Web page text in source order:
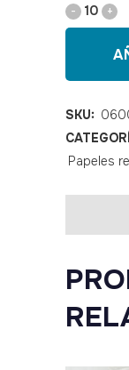
Papel
ECG
60*15*15E
Cardiette
SKU:
Papeles